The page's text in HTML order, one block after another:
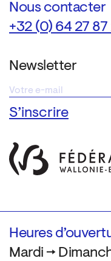
Nous contacter
+32 (0) 64 27 87
Newsletter
Heures
Mardi →